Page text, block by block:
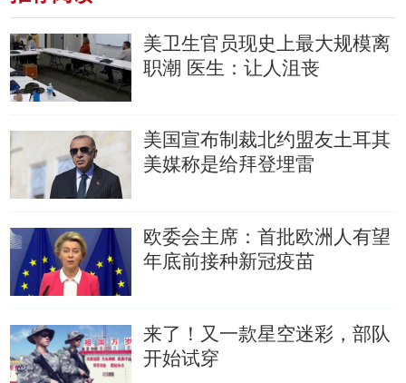
美卫生官员现史上最大规模离
职潮 医生：让人沮丧
美国宣布制裁北约盟友土耳其
美媒称是给拜登埋雷
欧委会主席：首批欧洲人有望
年底前接种新冠疫苗
来了！又一款星空迷彩，部队
开始试穿